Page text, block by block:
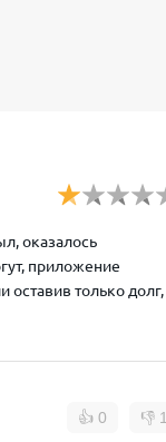
оказалось
приложение
только долг,
👍 0 👎 1